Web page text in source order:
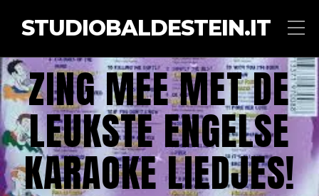
STUDIOBALDESTEIN.IT
ZING MEE MET DE
LEUKSTE ENGELSE
KARAOKE LIEDJES!